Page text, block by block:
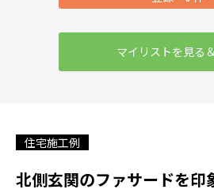
マイリストを見る
住宅施工例
北側玄関のファサードを印